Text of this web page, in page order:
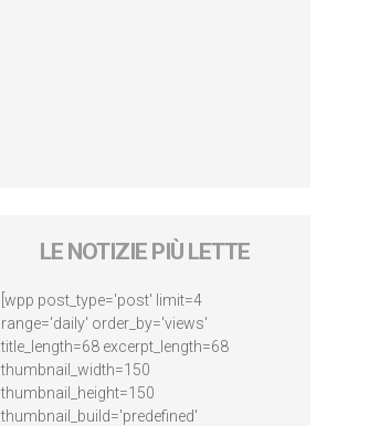
LE NOTIZIE PIÙ LETTE
[wpp post_type='post' limit=4
range='daily' order_by='views'
title_length=68 excerpt_length=68
thumbnail_width=150
thumbnail_height=150
thumbnail_build='predefined'